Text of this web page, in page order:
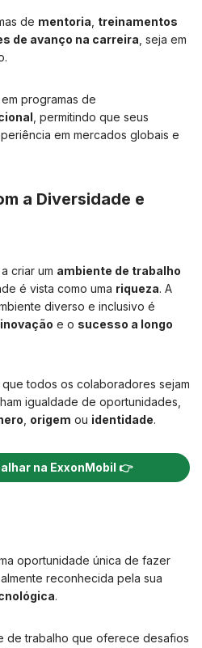
de mentoria treinamentos
de avanço na carreira , seja em
programas de
, permitindo que seus
em mercados globais e
a Diversidade e
criar um ambiente de trabalho
é vista como uma riqueza. A
diverso e inclusivo é
e o sucesso a longo
todos os colaboradores sejam
igualdade de oportunidades,
origem ou identidade.
na ExxonMobil 👉
oportunidade única de fazer
reconhecida pela sua
.
de trabalho que oferece desafios